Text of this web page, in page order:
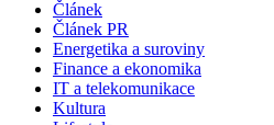
Článek
Článek PR
Energetika a suroviny
Finance a ekonomika
IT a telekomunikace
Kultura